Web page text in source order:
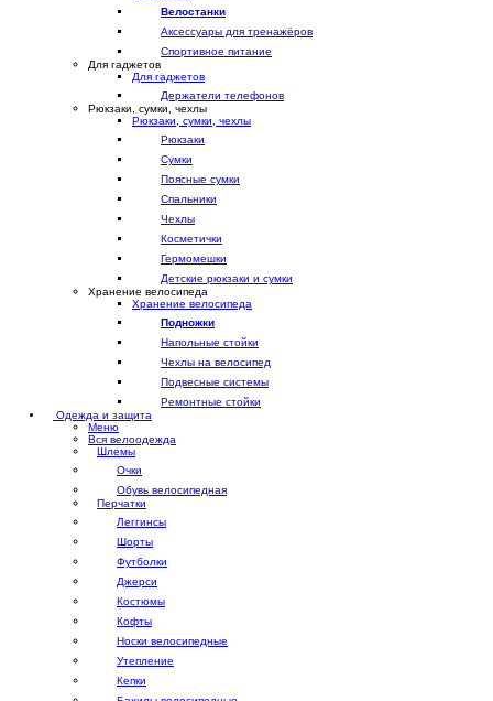
Велостанки
Аксессуары для тренажёров
Спортивное питание
Для гаджетов
Для гаджетов
Держатели телефонов
Рюкзаки, сумки, чехлы
Рюкзаки, сумки, чехлы
Рюкзаки
Сумки
Поясные сумки
Спальники
Чехлы
Косметички
Гермомешки
Детские рюкзаки и сумки
Хранение велосипеда
Хранение велосипеда
Подножки
Напольные стойки
Чехлы на велосипед
Подвесные системы
Ремонтные стойки
Одежда и защита
Меню
Вся велоодежда
Шлемы
Очки
Обувь велосипедная
Перчатки
Леггинсы
Шорты
Футболки
Джерси
Костюмы
Кофты
Носки велосипедные
Утепление
Кепки